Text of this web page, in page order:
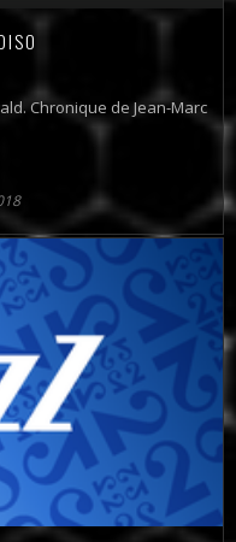
Chronique de Jean-Marc